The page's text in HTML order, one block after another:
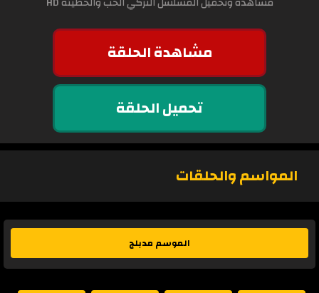
مشاهدة الحلقة
تحميل الحلقة
المواسم والحلقات
الموسم مدبلج